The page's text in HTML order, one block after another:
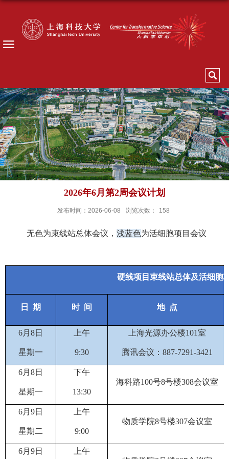
2026年6月第2周会议计划
发布时间：2026-06-08 浏览次数： 158
无色为束线站总体会议， 浅蓝色为活细胞项目会议
硬线项目束线站总体及活细胞
日 期 时 间 地 点
6月 8日
星期一
上午
9:30
上海光源办公楼101室
腾讯会议： 887-7291-3421
6月 8日
星期一
下午
13:30
海科路100号8号楼308会议室
6月 9日
星期 二
上午
9:00
物质学院8号楼307会议室
6月 9日
上午